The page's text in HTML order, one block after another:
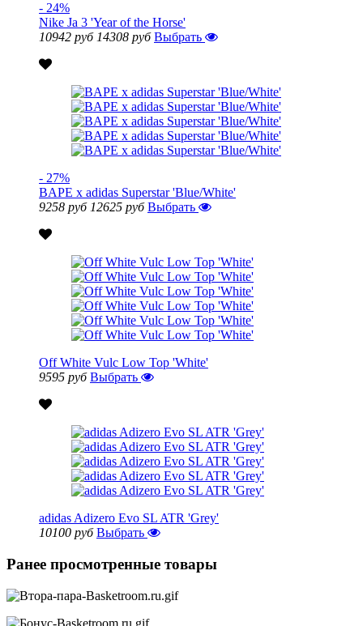
- 24%
Nike Ja 3 'Year of the Horse'
10942 руб 14308 руб Выбрать
- 27%
BAPE x adidas Superstar 'Blue/White'
9258 руб 12625 руб Выбрать
Off White Vulc Low Top 'White'
9595 руб Выбрать
adidas Adizero Evo SL ATR 'Grey'
10100 руб Выбрать
Ранее просмотренные товары